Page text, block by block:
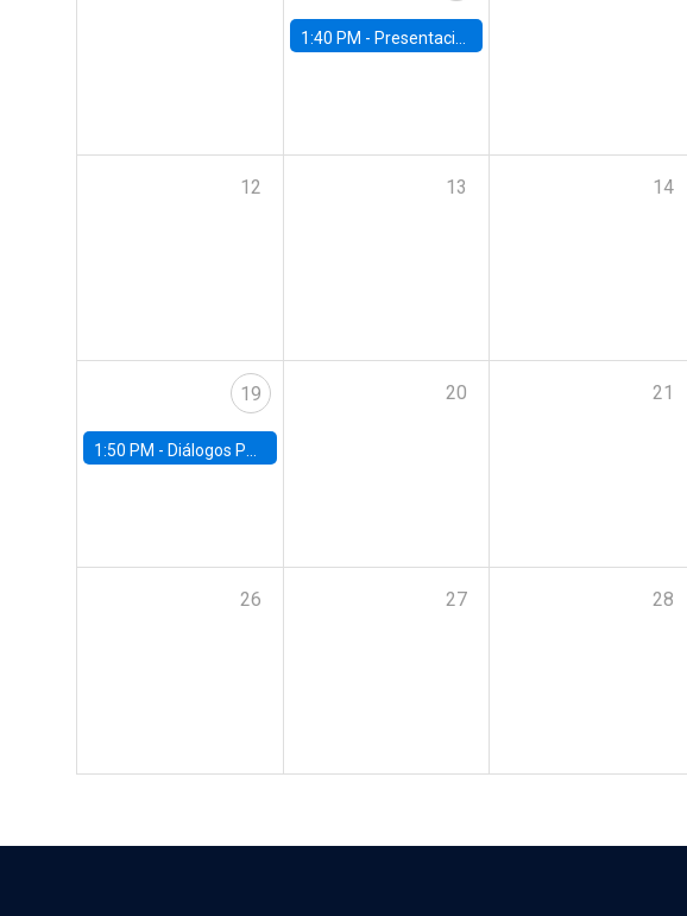
1:40 PM - Presentación capítulos del World Economic Outlook del Fondo Monetario Internacional (FMI)
12 13 14
19
1:50 PM - Diálogos Públicos EG+ FACEA | Con Rodrigo Valdés
20 21
26 27 28